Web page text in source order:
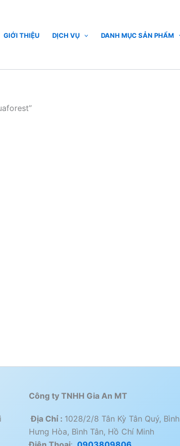
GIỚI THIỆU DỊCH VỤ DANH MỤC SẢN PHẨM
Công ty TNHH Gia An MT
Địa Chỉ : 1028/2/8 Tân Kỳ Tân Quý, Bình
Hưng Hòa, Bình Tân, Hồ Chí Minh